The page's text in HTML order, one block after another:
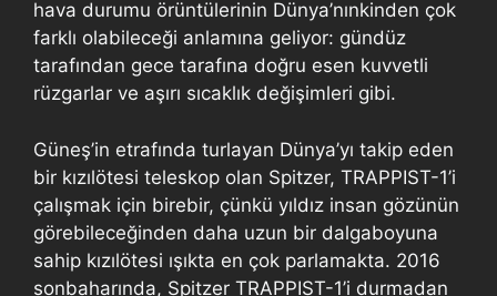
hava durumu örüntülerinin Dünya’nınkinden çok
farklı olabileceği anlamına geliyor: gündüz
tarafından gece tarafına doğru esen kuvvetli
rüzgarlar ve aşırı sıcaklık değişimleri gibi.
Güneş’in etrafında turlayan Dünya’yı takip eden
bir kızılötesi teleskop olan Spitzer, TRAPPIST-1’i
çalışmak için birebir, çünkü yıldız insan gözünün
görebileceğinden daha uzun bir dalgaboyuna
sahip kızılötesi ışıkta en çok parlamakta. 2016
sonbaharında, Spitzer TRAPPIST-1’i durmadan